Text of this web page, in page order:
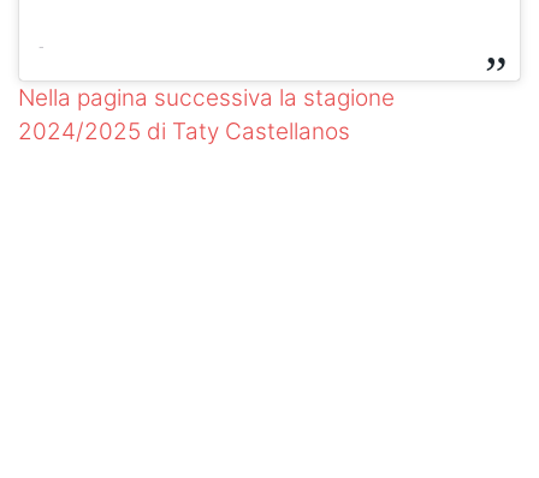
-
Nella pagina successiva la stagione
2024/2025 di Taty Castellanos